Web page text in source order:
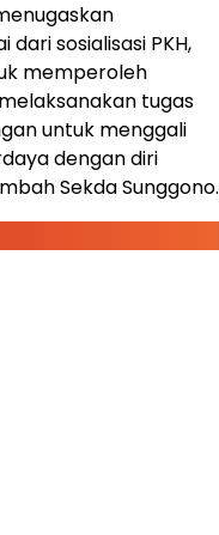
sosialisasi PKH,
memperoleh
tugas
untuk menggali
dengan diri
Sekda Sunggono.